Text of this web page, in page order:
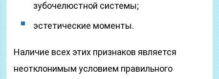
зубочелюстной системы;
эстетические моменты.
Наличие всех этих признаков является
неотклонимым условием правильного